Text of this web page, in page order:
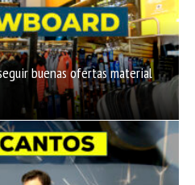
buenas ofertas material